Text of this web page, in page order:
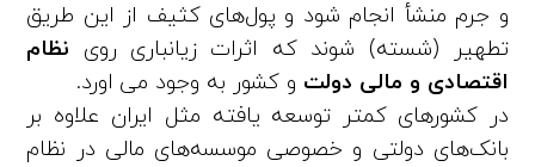
و جرم منشأ انجام شود و پول‌های کثیف از این طریق
تطهیر (شسته) شوند که اثرات زیانباری روی نظام
اقتصادی و مالی دولت و کشور به وجود می اورد.
در کشورهای کمتر توسعه یافته مثل ایران علاوه بر
بانک‌های دولتی و خصوصی موسسه‌های مالی در نظام